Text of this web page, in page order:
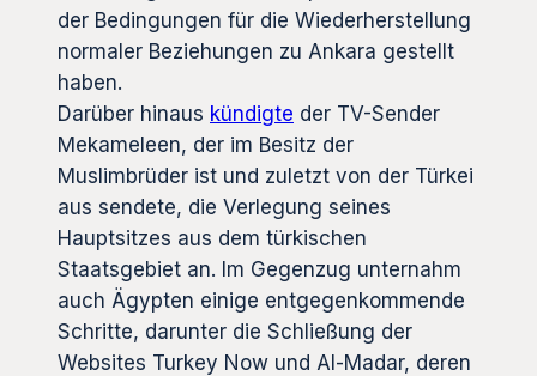
der Bedingungen für die Wiederherstellung
normaler Beziehungen zu Ankara gestellt
haben.
Darüber hinaus kündigte der TV-Sender
Mekameleen, der im Besitz der
Muslimbrüder ist und zuletzt von der Türkei
aus sendete, die Verlegung seines
Hauptsitzes aus dem türkischen
Staatsgebiet an. Im Gegenzug unternahm
auch Ägypten einige entgegenkommende
Schritte, darunter die Schließung der
Websites Turkey Now und Al-Madar, deren